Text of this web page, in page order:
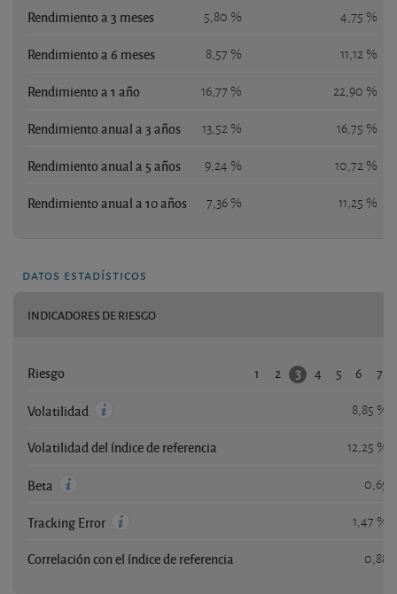
Rendimiento a 3 meses 5,80 % 4,75 %
Rendimiento a 6 meses 8,57 % 11,12 %
Rendimiento a 1 año 16,77 % 22,90 %
Rendimiento anual a 3 años 13,52 % 16,75 %
Rendimiento anual a 5 años 9,24 % 10,72 %
Rendimiento anual a 10 años 7,36 % 11,25 %
datos estadísticos
INDICADORES DE RIESGO
Riesgo 1 2 3 4 5 6 7
Volatilidad 8,85 %
Volatilidad del índice de referencia 12,25 %
Beta 0,65
Tracking Error 1,47 %
Correlación con el índice de referencia 0,88